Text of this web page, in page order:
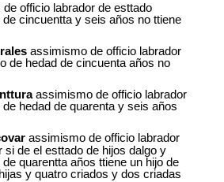
de officio labrador de esttado
cincuentta y seis años no ttiene
assimismo de officio labrador
de hedad de cincuenta años no
assimismo de officio labrador
hedad de quarenta y seis años
assimismo de officio labrador
si de el esttado de hijos dalgo y
quarentta años ttiene un hijo de
y quatro criados y dos criadas